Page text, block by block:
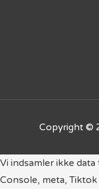
Copyright ©
Vi indsamler ikke
Console, meta,